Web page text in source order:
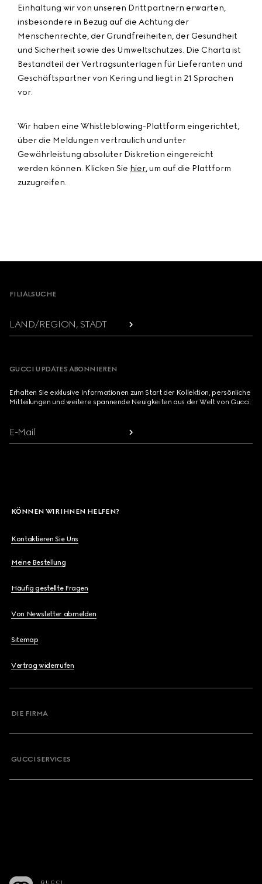
Einhaltung wir von unseren Drittpartnern erwarten,
insbesondere in Bezug auf die Achtung der
Menschenrechte, der Grundfreiheiten, der Gesundheit
und Sicherheit sowie des Umweltschutzes. Die Charta ist
Bestandteil der Vertragsunterlagen für Lieferanten und
Geschäftspartner von Kering und liegt in 21 Sprachen
vor.
Wir haben eine Whistleblowing-Plattform eingerichtet,
über die Meldungen vertraulich und unter
Gewährleistung absoluter Diskretion eingereicht
werden können. Klicken Sie hier, um auf die Plattform
zuzugreifen.
Footer
FILIALSUCHE
LAND/REGION, STADT
GUCCI UPDATES ABONNIEREN
Erhalten Sie exklusive Informationen zum Start der Kollektion, persönliche
Mitteilungen und weitere spannende Neuigkeiten aus der Welt von Gucci.
E-Mail
KÖNNEN WIR IHNEN HELFEN?
Kontaktieren Sie Uns
Meine Bestellung
Häufig gestellte Fragen
Von Newsletter abmelden
Sitemap
Vertrag widerrufen
DIE FIRMA
GUCCI SERVICES